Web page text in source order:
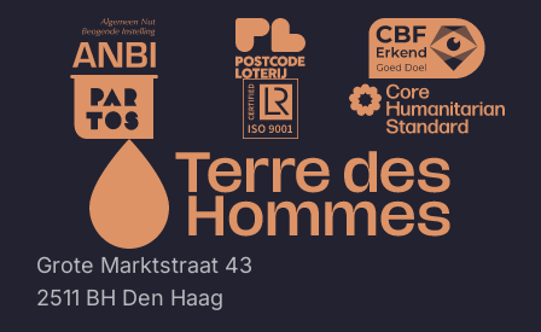
Grote Marktstraat 43
2511 BH Den Haag